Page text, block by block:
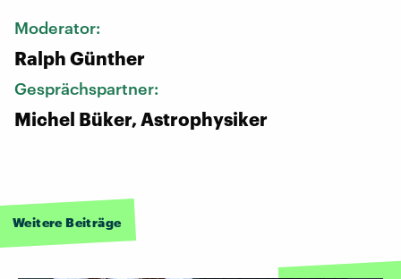
Moderator:
Ralph Günther
Gesprächspartner:
Michel Büker, Astrophysiker
Weitere Beiträge